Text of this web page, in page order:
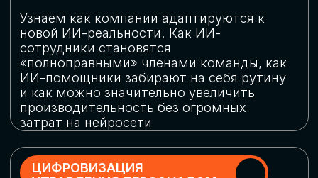
огромную статью затрат
ОБЛАЧНЫЕ ТЕХНОЛОГИИ
Подискутируем, какие облачные решения
существуют на рынке и почему
использование мультиоблачных моделей
не только снижает затраты, но и
«пересборки» бизнес-моделей